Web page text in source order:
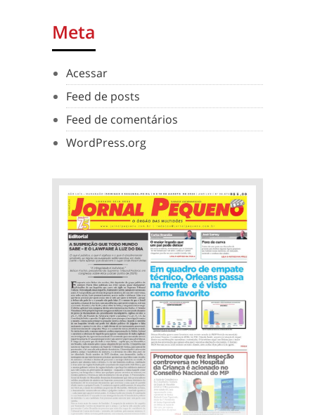
Meta
Acessar
Feed de posts
Feed de comentários
WordPress.org